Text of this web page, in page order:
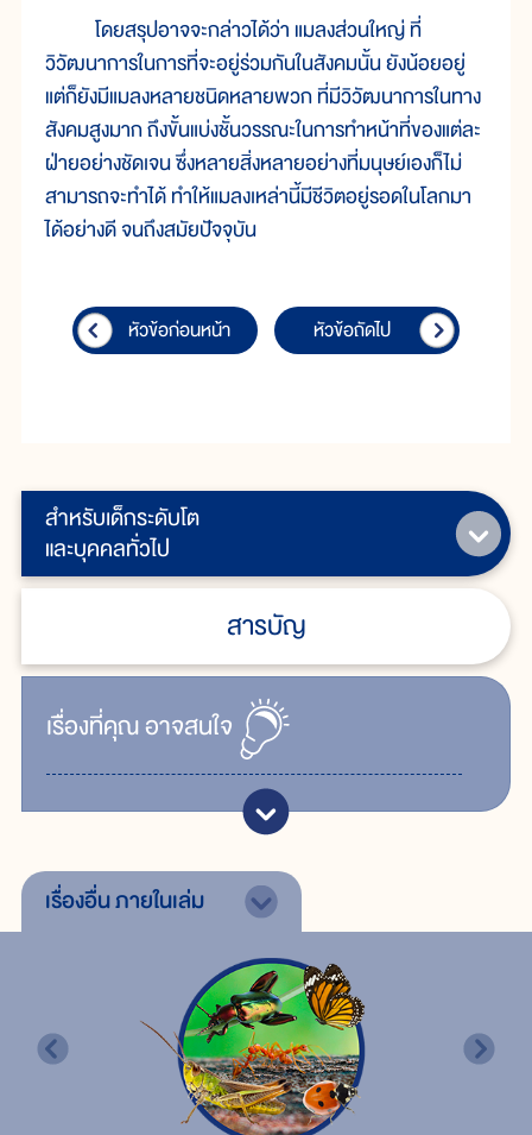
สำหรับเด็กระดับโต
และบุคคลทั่วไป
สารบัญ
เรื่ิองที่คุณอาจสนใจ
โดยสรุปอาจจะกล่าวได้ว่า แมลงส่วนใหญ่ ที่
วิวัฒนาการในการที่จะอยู่ร่วมกันในสังคมนั้น ยังน้อยอยู่
แต่ก็ยังมีแมลงหลายชนิดหลายพวก ที่มีวิวัฒนาการในทาง
สังคมสูงมาก ถึงขั้นแบ่งชั้นวรรณะในการทำหน้าที่ของแต่ละ
ฝ่ายอย่างชัดเจน ซึ่งหลายสิ่งหลายอย่างที่มนุษย์เองก็ไม่
สามารถจะทำได้ ทำให้แมลงเหล่านี้มีชีวิตอยู่รอดในโลกมา
ได้อย่างดี จนถึงสมัยปัจจุบัน
หัวข้อก่อนหน้า หัวข้อถัดไป
เรื่องอื่นภายในเล่ม